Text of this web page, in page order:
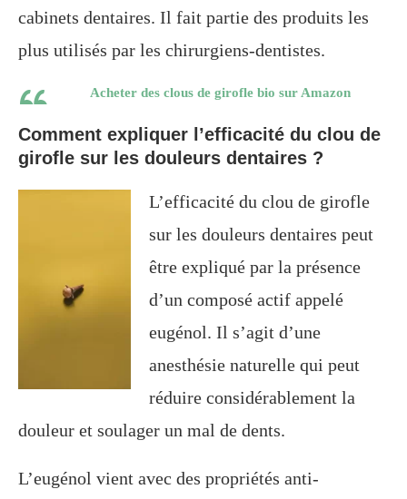
cabinets dentaires. Il fait partie des produits les
plus utilisés par les chirurgiens-dentistes.
Acheter des clous de girofle bio sur Amazon
Comment expliquer l’efficacité du clou de
girofle sur les douleurs dentaires ?
L’efficacité du clou de girofle
sur les douleurs dentaires peut
être expliqué par la présence
d’un composé actif appelé
eugénol. Il s’agit d’une
anesthésie naturelle qui peut
réduire considérablement la
douleur et soulager un mal de dents.
L’eugénol vient avec des propriétés anti-